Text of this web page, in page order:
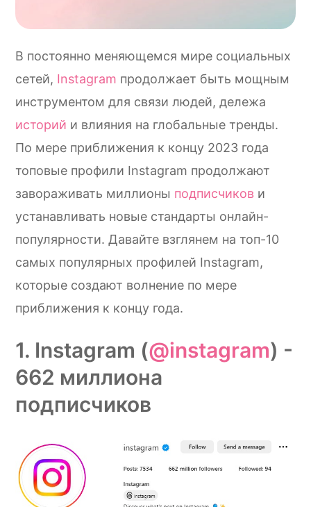
В постоянно меняющемся мире социальных
сетей, Instagram продолжает быть мощным
инструментом для связи людей, дележа
историй и влияния на глобальные тренды.
По мере приближения к концу 2023 года
топовые профили Instagram продолжают
завораживать миллионы подписчиков и
устанавливать новые стандарты онлайн-
популярности. Давайте взглянем на топ-10
самых популярных профилей Instagram,
которые создают волнение по мере
приближения к концу года.
1. Instagram (@instagram) -
662 миллиона
подписчиков